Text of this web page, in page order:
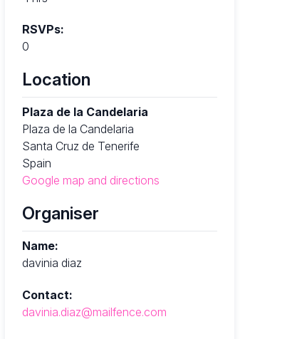
RSVPs:
0
Location
Plaza de la Candelaria
Plaza de la Candelaria
Santa Cruz de Tenerife
Spain
Google map and directions
Organiser
Name:
davinia diaz
Contact:
davinia.diaz@mailfence.com